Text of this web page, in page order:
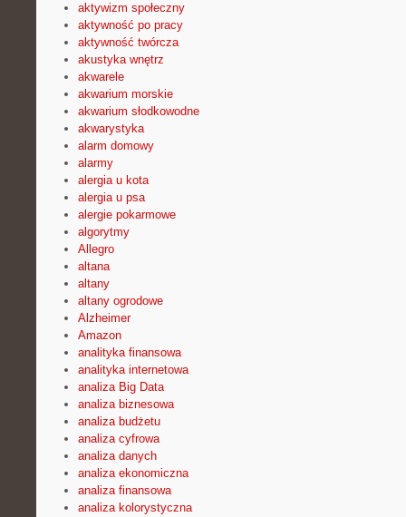
aktywizm społeczny
aktywność po pracy
aktywność twórcza
akustyka wnętrz
akwarele
akwarium morskie
akwarium słodkowodne
akwarystyka
alarm domowy
alarmy
alergia u kota
alergia u psa
alergie pokarmowe
algorytmy
Allegro
altana
altany
altany ogrodowe
Alzheimer
Amazon
analityka finansowa
analityka internetowa
analiza Big Data
analiza biznesowa
analiza budżetu
analiza cyfrowa
analiza danych
analiza ekonomiczna
analiza finansowa
analiza kolorystyczna